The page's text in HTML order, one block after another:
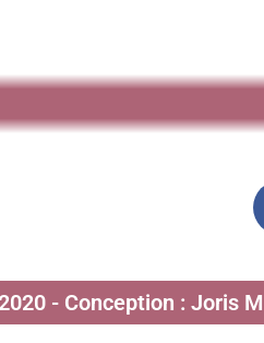
- Conception : Joris